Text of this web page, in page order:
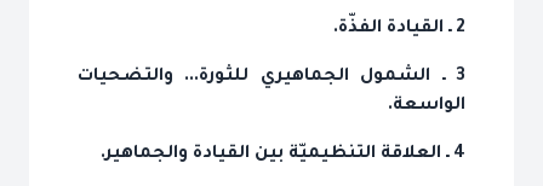
2 ـ القيادة الفذّة.
3 ـ الشمول الجماهيري للثورة... والتضحيات
الواسعة.
4 ـ العلاقة التنظيميّة بين القيادة والجماهير.